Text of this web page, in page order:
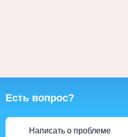
Есть вопрос?
Написать о проблеме